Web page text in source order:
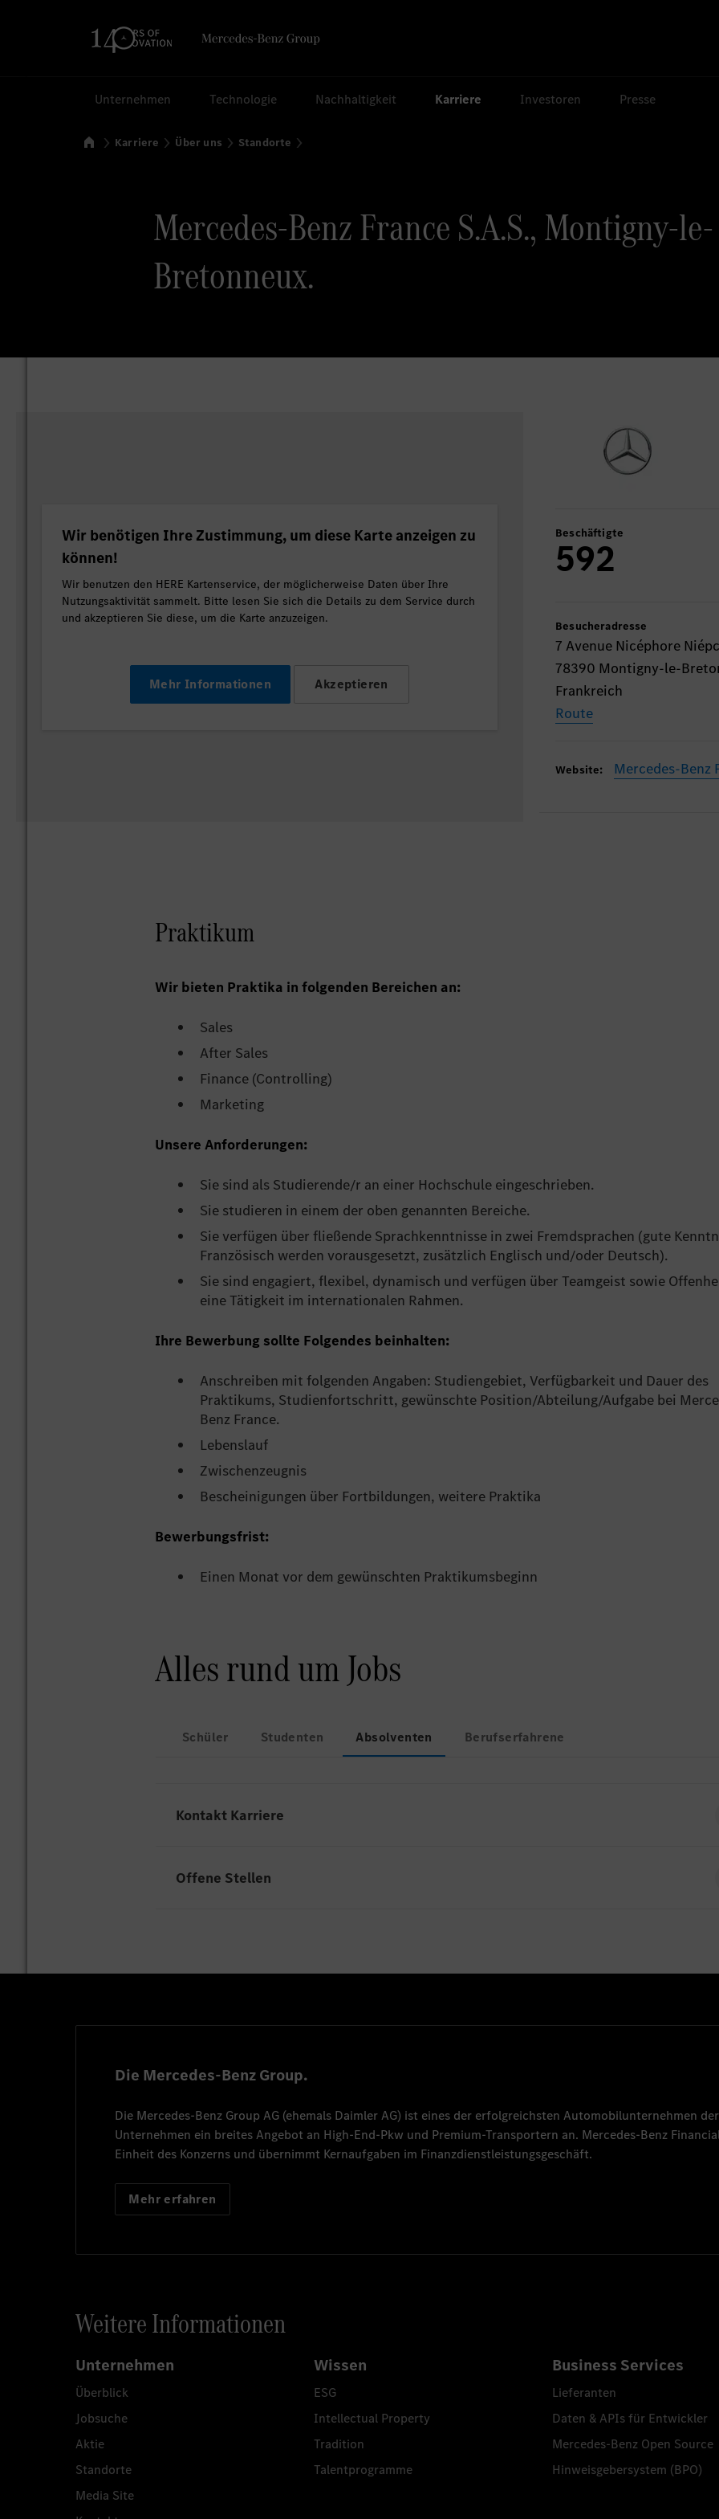
Unternehmen Technologie Nachhaltigkeit Karriere Investoren Presse
Startseite
Karriere Über uns Standorte
Mercedes-Benz France S.A.S., Montigny-le-
Bretonneux.
Wir benötigen Ihre Zustimmung, um diese Karte anzeigen zu
können!
Wir benutzen den HERE Kartenservice, der möglicherweise Daten über Ihre
Nutzungsaktivität sammelt. Bitte lesen Sie sich die Details zu dem Service durch
und akzeptieren Sie diese, um die Karte anzuzeigen.
Mehr Informationen Akzeptieren
Beschäftigte
592
Besucheradresse
7 Avenue Nicéphore
78390 Montigny-le-
Frankreich
Route
Website: Mercedes-Benz
Praktikum
Wir bieten Praktika in folgenden Bereichen an:
Sales
After Sales
Finance (Controlling)
Marketing
Unsere Anforderungen:
Sie sind als Studierende/r an einer Hochschule eingeschrieben.
Sie studieren in einem der oben genannten Bereiche.
Sie verfügen über fließende Sprachkenntnisse in zwei Fremdsprachen (gute
Französisch werden vorausgesetzt, zusätzlich Englisch und/oder Deutsch).
Sie sind engagiert, flexibel, dynamisch und verfügen über Teamgeist sowie
eine Tätigkeit im internationalen Rahmen.
Ihre Bewerbung sollte Folgendes beinhalten:
Anschreiben mit folgenden Angaben: Studiengebiet, Verfügbarkeit und Dauer des
Praktikums, Studienfortschritt, gewünschte Position/Abteilung/Aufgabe bei
Benz France.
Lebenslauf
Zwischenzeugnis
Bescheinigungen über Fortbildungen, weitere Praktika
Bewerbungsfrist:
Einen Monat vor dem gewünschten Praktikumsbeginn
Alles rund um Jobs
Schüler Studenten Absolventen Berufserfahrene
Kontakt Karriere
Cedric.betoule@mercedes-benz.com
+33 6 07 65 47 24
Offene Stellen
Die Mercedes-Benz Group.
Die Mercedes-Benz Group AG (ehemals Daimler AG) ist eines der erfolgreichsten Automobilunternehmen
Unternehmen ein breites Angebot an High-End-Pkw und Premium-Transportern an. Mercedes-Benz
Einheit des Konzerns und übernimmt Kernaufgaben im Finanzdienstleistungsgeschäft.
Mehr erfahren
Weitere Informationen
Unternehmen
Überblick
Jobsuche
Aktie
Standorte
Media Site
Wissen
ESG
Intellectual Property
Tradition
Talentprogramme
Business Services
Lieferanten
Daten & APIs für Entwickler
Mercedes-Benz Open Source
Hinweisgebersystem (BPO)